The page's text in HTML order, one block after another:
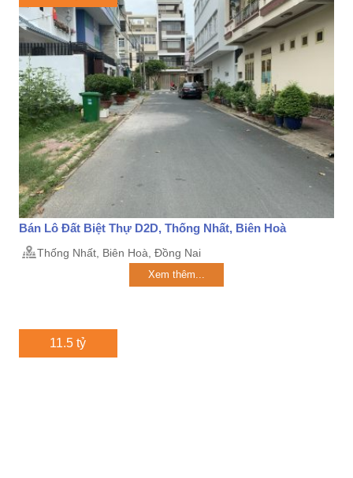
Bán Lô Đất Biệt Thự D2D, Thống Nhất, Biên Hoà
Thống Nhất, Biên Hoà, Đồng Nai
Xem thêm...
11.5 tỷ